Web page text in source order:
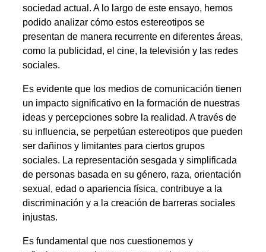
sociedad actual. A lo largo de este ensayo, hemos
podido analizar cómo estos estereotipos se
presentan de manera recurrente en diferentes áreas,
como la publicidad, el cine, la televisión y las redes
sociales.
Es evidente que los medios de comunicación tienen
un impacto significativo en la formación de nuestras
ideas y percepciones sobre la realidad. A través de
su influencia, se perpetúan estereotipos que pueden
ser dañinos y limitantes para ciertos grupos
sociales. La representación sesgada y simplificada
de personas basada en su género, raza, orientación
sexual, edad o apariencia física, contribuye a la
discriminación y a la creación de barreras sociales
injustas.
Es fundamental que nos cuestionemos y